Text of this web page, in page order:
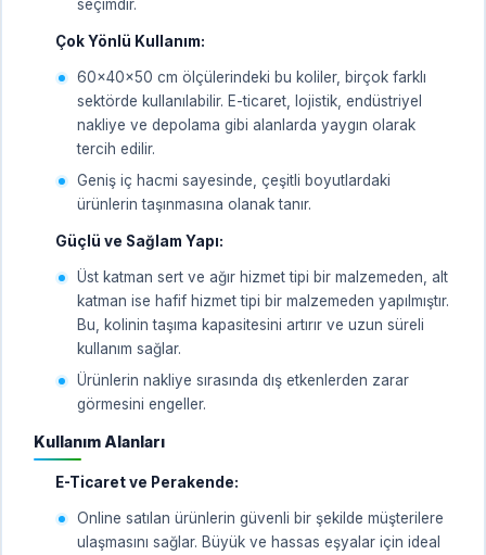
seçimdir.
Çok Yönlü Kullanım:
60x40x50 cm ölçülerindeki bu koliler, birçok farklı
sektörde kullanılabilir. E-ticaret, lojistik, endüstriyel
nakliye ve depolama gibi alanlarda yaygın olarak
tercih edilir.
Geniş iç hacmi sayesinde, çeşitli boyutlardaki
ürünlerin taşınmasına olanak tanır.
Güçlü ve Sağlam Yapı:
Üst katman sert ve ağır hizmet tipi bir malzemeden, alt
katman ise hafif hizmet tipi bir malzemeden yapılmıştır.
Bu, kolinin taşıma kapasitesini artırır ve uzun süreli
kullanım sağlar.
Ürünlerin nakliye sırasında dış etkenlerden zarar
görmesini engeller.
Kullanım Alanları
E-Ticaret ve Perakende:
Online satılan ürünlerin güvenli bir şekilde müşterilere
ulaşmasını sağlar. Büyük ve hassas eşyalar için ideal